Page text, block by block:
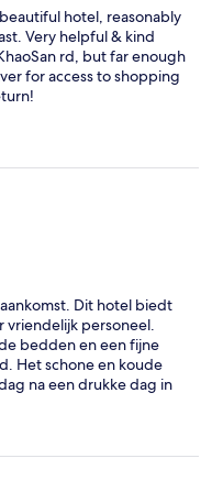
hotel, reasonably
Very helpful & kind
rd, but far enough
for access to shopping
Dit hotel biedt
vriendelijk personeel.
bedden en een fijne
Het schone en koude
na een drukke dag in
wat onaangename
we binnen kwamen.